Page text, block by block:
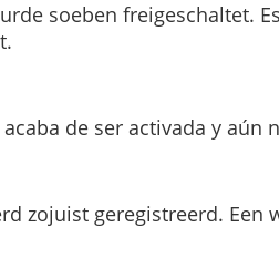
soeben freigeschaltet.
de ser activada y aún
zojuist geregistreerd.